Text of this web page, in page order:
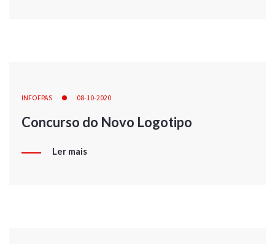
INFOFPAS 08-10-2020
Concurso do Novo Logotipo
Ler mais